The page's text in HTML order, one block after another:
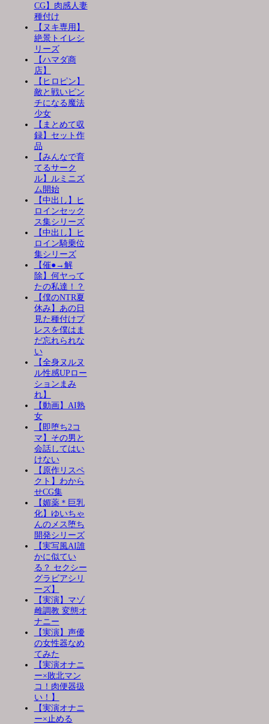
CG】肉感人妻
種付け
【ヌキ専用】
絶景トイレシ
リーズ
【ハマダ商
店】
【ヒロピン】
敵と戦いピン
チになる魔法
少女
【まとめて収
録】セット作
品
【みんなで育
てるサーク
ル】ルミニズ
ム開始
【中出し】ヒ
ロインセック
ス集シリーズ
【中出し】ヒ
ロイン騎乗位
集シリーズ
【催●→解
除】何ヤって
たの私達！？
【僕のNTR夏
休み】あの日
見た種付けプ
レスを僕はま
だ忘れられな
い
【全身ヌルヌ
ル性感UPロー
ションまみ
れ】
【動画】AI熟
女
【即堕ち2コ
マ】その男と
会話してはい
けない
【原作リスペ
クト】わから
せCG集
【媚薬＊巨乳
化】ゆいちゃ
んのメス堕ち
開発シリーズ
【実写風AI誰
かに似てい
る？ セクシー
グラビアシリ
ーズ】
【実演】マゾ
雌調教 変態オ
ナニー
【実演】声優
の女性器なめ
てみた
【実演オナニ
ー×敗北マン
コ！肉便器扱
い！】
【実演オナニ
ー×止める